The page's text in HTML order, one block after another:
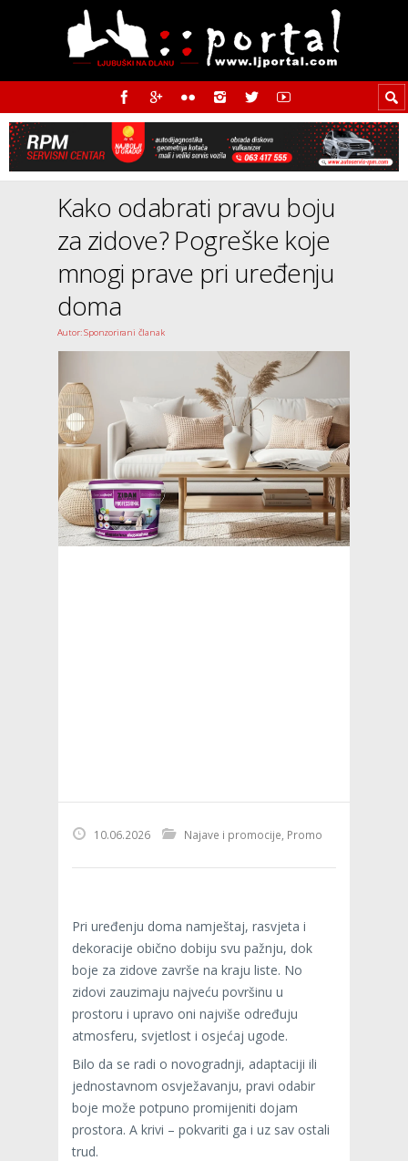
Kako odabrati pravu boju
za zidove? Pogreške koje
mnogi prave pri uređenju
doma
Autor: Sponzorirani članak
10.06.2026 Najave i promocije Promo
Pri uređenju doma namještaj, rasvjeta i
dekoracije obično dobiju svu pažnju, dok
boje za zidove završe na kraju liste. No
zidovi zauzimaju najveću površinu u
prostoru i upravo oni najviše određuju
atmosferu, svjetlost i osjećaj ugode.
Bilo da se radi o novogradnji, adaptaciji ili
jednostavnom osvježavanju, pravi odabir
boje može potpuno promijeniti dojam
prostora. A krivi – pokvariti ga i uz sav ostali
trud.